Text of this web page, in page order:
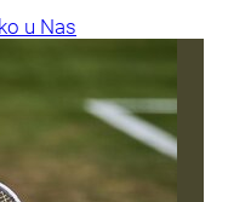
u Nas